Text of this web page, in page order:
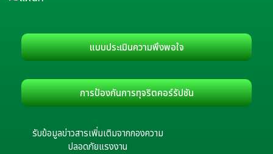
แบบประเมินความพึงพอใจ
การป้องกันการทุจริตคอร์รัปชัน
รับข้อมูลข่าวสารเพิ่มเติมจากกองความ
ปลอดภัยแรงงาน